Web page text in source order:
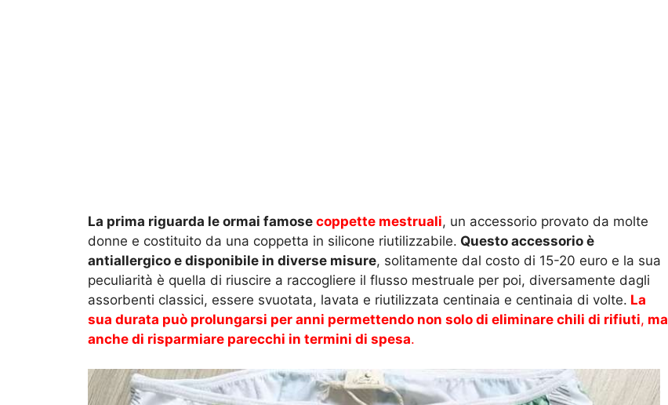
La prima riguarda le ormai famose coppette mestruali, un accessorio provato da molte
donne e costituito da una coppetta in silicone riutilizzabile. Questo accessorio è
antiallergico e disponibile in diverse misure, solitamente dal costo di 15-20 euro e la sua
peculiarità è quella di riuscire a raccogliere il flusso mestruale per poi, diversamente dagli
assorbenti classici, essere svuotata, lavata e riutilizzata centinaia e centinaia di volte. La
sua durata può prolungarsi per anni permettendo non solo di eliminare chili di rifiuti, ma
anche di risparmiare parecchi in termini di spesa.